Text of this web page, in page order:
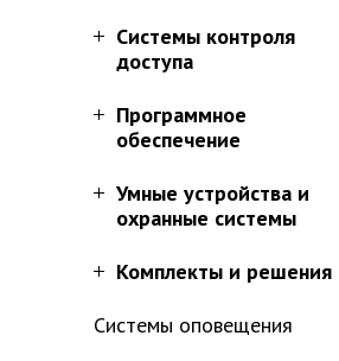
Системы контроля
доступа
Программное
обеспечение
Умные устройства и
охранные системы
Комплекты и решения
Системы оповещения